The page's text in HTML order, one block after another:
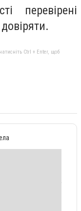
перевірені
Ctrl + Enter, щоб